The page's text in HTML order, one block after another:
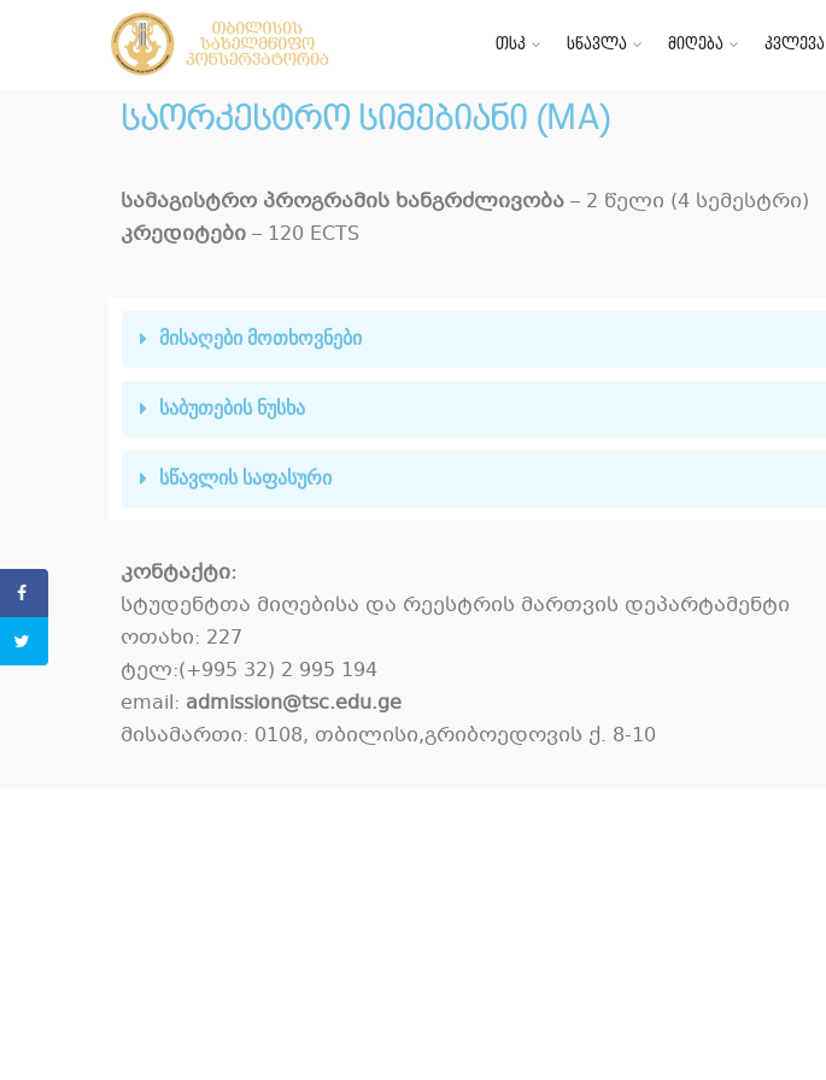
თსკ სწავლა მიღება კვლევა
საორკესტრო სიმებიანი (MA)
სამაგისტრო პროგრამის ხანგრძლივობა – 2 წელი (4 სემესტრი)
კრედიტები – 120 ECTS
მისაღები მოთხოვნები
საბუთების ნუსხა
სწავლის საფასური
კონტაქტი:
სტუდენტთა მიღებისა და რეესტრის მართვის დეპარტამენტი
ოთახი: 227
ტელ:(+995 32) 2 995 194
email: admission@tsc.edu.ge
მისამართი: 0108, თბილისი,გრიბოედოვის ქ. 8-10